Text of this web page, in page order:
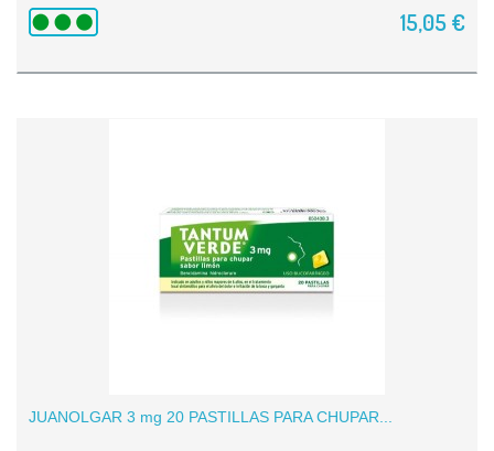
15,05 €
JUANOLGAR 3 mg 20 PASTILLAS PARA CHUPAR...